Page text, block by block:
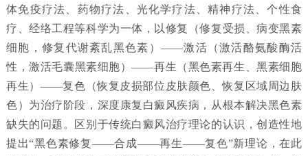
体免疫疗法、药物疗法、光化学疗法、精神疗法、个性食
疗、经络工程等科学为一体，以修复（修复受损、病变黑素
细胞，修复代谢紊乱黑色素）——激活（激活酪氨酸酶活
性，激活毛囊黑素细胞）——再生（黑色素再生、黑素细胞
再生）——复色（恢复皮损部位皮肤颜色、恢复区域周边肤
色）为治疗阶段，深度康复白癜风疾病，从根本解决黑色素
缺失的问题。区别于传统白癜风治疗理论的认识，创造性地
提出“黑色素修复——合成——再生——复色”新理论，在此